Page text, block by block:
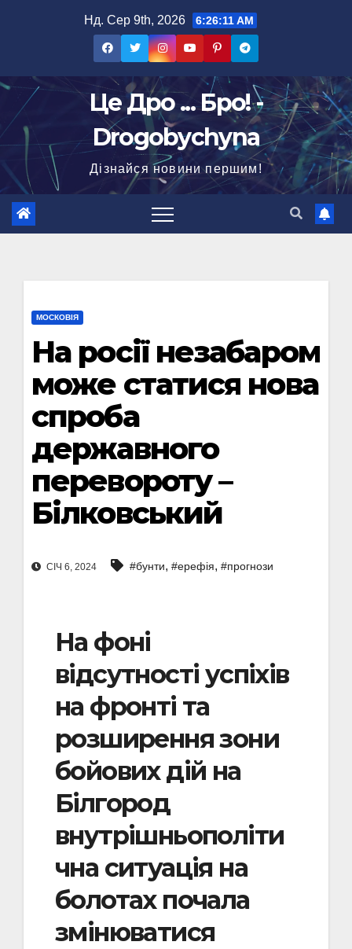
Нд. Сер 9th, 2026 6:26:12 AM
Це Дро ... Бро! -
Drogobychyna
Дізнайся новини першим!
МОСКОВІЯ
На росії незабаром
може статися нова
спроба
державного
перевороту –
Білковський
СІЧ 6, 2024 #бунти, #ерефія, #прогнози
На фоні
відсутності успіхів
на фронті та
розширення зони
бойових дій на
Білгород
внутрішньополіти
чна ситуація на
болотах почала
змінюватися